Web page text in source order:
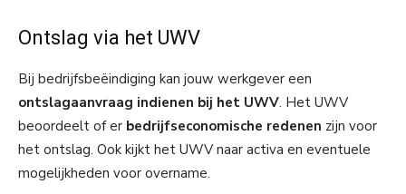
Ontslag via het UWV
Bij bedrijfsbeëindiging kan jouw werkgever een
ontslagaanvraag indienen bij het UWV. Het UWV
beoordeelt of er bedrijfseconomische redenen zijn voor
het ontslag. Ook kijkt het UWV naar activa en eventuele
mogelijkheden voor overname.